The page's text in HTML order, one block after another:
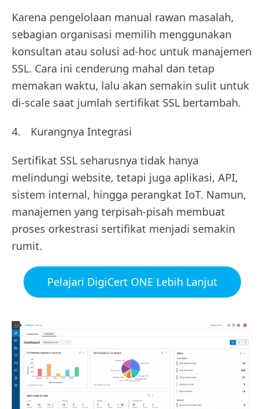
Karena pengelolaan manual rawan masalah,
sebagian organisasi memilih menggunakan
konsultan atau solusi ad-hoc untuk manajemen
SSL. Cara ini cenderung mahal dan tetap
memakan waktu, lalu akan semakin sulit untuk
di-scale saat jumlah sertifikat SSL bertambah.
Kurangnya Integrasi
Sertifikat SSL seharusnya tidak hanya
melindungi website, tetapi juga aplikasi, API,
sistem internal, hingga perangkat IoT. Namun,
manajemen yang terpisah-pisah membuat
proses orkestrasi sertifikat menjadi semakin
rumit.
Pelajari DigiCert ONE Lebih Lanjut